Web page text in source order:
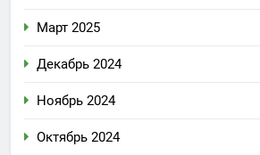
Март 2025
Декабрь 2024
Ноябрь 2024
Октябрь 2024